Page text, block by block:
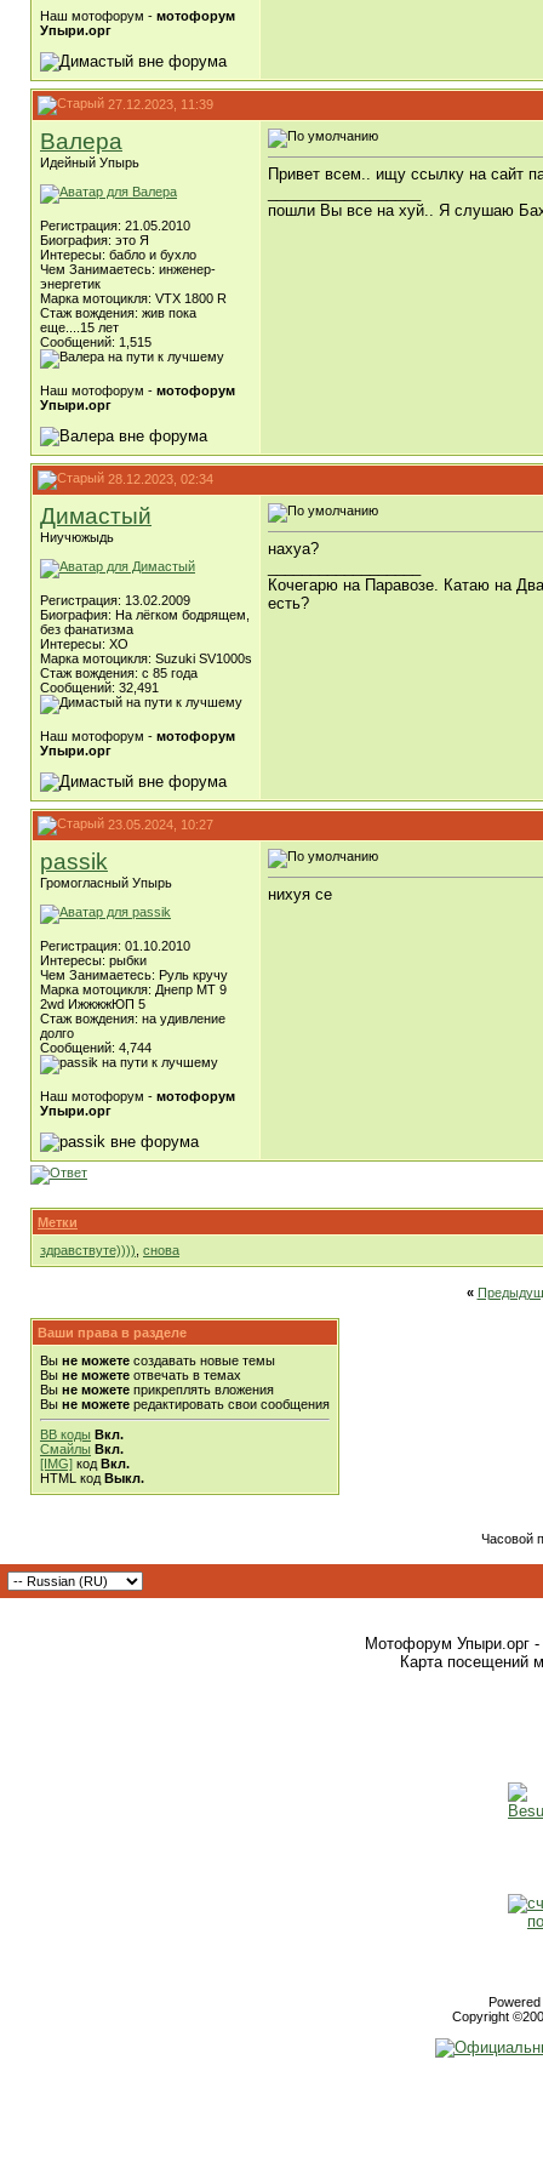
Наш мотофорум - мотофорум
Упыри.орг
27.12.2023, 11:39
Валера
Идейный Упырь
Регистрация: 21.05.2010
Биография: это Я
Интересы: бабло и бухло
Чем Занимаетесь: инженер-
энергетик
Марка мотоцикля: VTX 1800 R
Стаж вождения: жив пока
еще....15 лет
Сообщений: 1,515
Наш мотофорум - мотофорум
Упыри.орг
Привет всем.. ищу ссылку на сайт
пошли Вы все на хуй.. Я слушаю
28.12.2023, 02:34
Димастый
Ниучюжыдь
Регистрация: 13.02.2009
Биография: На лёгком бодрящем,
без фанатизма
Интересы: ХО
Марка мотоцикля: Suzuki SV1000s
Стаж вождения: с 85 года
Сообщений: 32,491
Наш мотофорум - мотофорум
Упыри.орг
нахуа?
Кочегарю на Паравозе. Катаю на
есть?
23.05.2024, 10:27
passik
Громогласный Упырь
Регистрация: 01.10.2010
Интересы: рыбки
Чем Занимаетесь: Руль кручу
Марка мотоцикля: Днепр МТ 9
2wd ИжжжжЮП 5
Стаж вождения: на удивление
долго
Сообщений: 4,744
Наш мотофорум - мотофорум
Упыри.орг
нихуя се
Метки
здравствуте)))) снова
«
Ваши права в разделе
Вы не можете создавать новые темы
Вы не можете отвечать в темах
Вы не можете прикреплять вложения
Вы не можете редактировать свои сообщения
BB коды Вкл.
Смайлы Вкл.
[IMG] код Вкл.
HTML код Выкл.
Часовой
Мотофорум Упыри.орг -
Карта посещений
Copyright